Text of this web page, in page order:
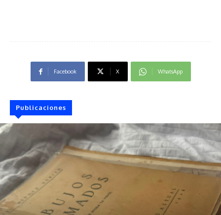
Facebook X WhatsApp
Publicaciones